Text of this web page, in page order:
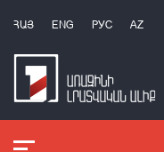
ՀԱՅ ENG РУС AZ